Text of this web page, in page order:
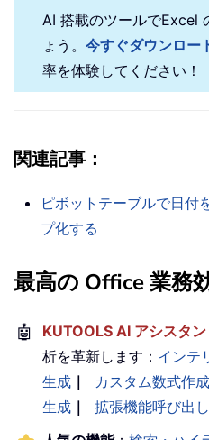
AI 搭載のツールでExcel
ょう。 今すぐダウンロー
率を体験してください！
関連記事：
ピボットテーブルで日付
プ化する
最高の Office 業務
🤖 KUTOOLS AI アシスタン
析を革新します： インテ
生成 ｜ カスタム数式作成
生成 ｜ 拡張機能呼び出し